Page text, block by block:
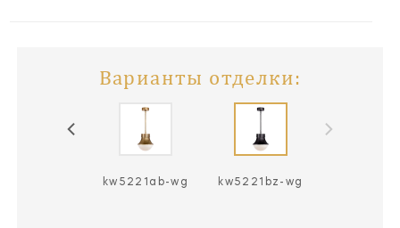
Варианты отделки:
kw5221ab-wg kw5221bz-wg